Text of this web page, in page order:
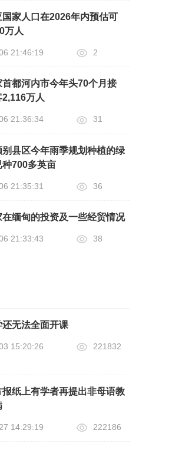
国家人口在2026年内预估可
万人
21:46:19 2
首都河内市今年头70个月接
万人
21:36:34 31
别县区今年雨季规划种植的绿
种700多英亩
21:35:31 36
在缅甸的投资及一些经贸情况
21:33:43 38
还无法全面开课
15:20:26 221832
报纸上有学者再提出非母语教
14:29:19 222186